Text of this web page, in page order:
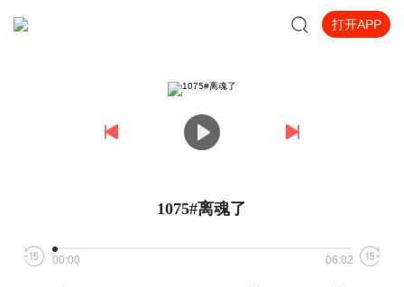
打开APP
1075#离魂了
00:00 06:02